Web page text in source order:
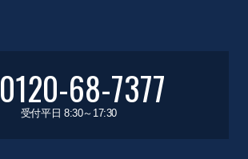
0120-68-7377
受付平日 8:30～17:30